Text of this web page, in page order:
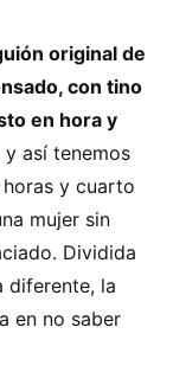
original de
con tino
en hora y
así tenemos
y cuarto
mujer sin
Dividida
diferente, la
en no saber